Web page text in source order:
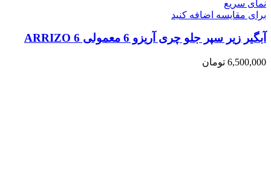
نمای سریع
برای مقایسه اضافه کنید
آبگیر زیر سپر جلو چری آریزو 6 معمولی ARRIZO 6
6,500,000 تومان